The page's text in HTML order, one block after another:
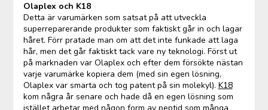
Olaplex och K18
Detta är varumärken som satsat på att utveckla
superreparerande produkter som faktiskt går in och lagar
håret. Förr pratade man om att det inte funkade att laga
hår, men det går faktiskt tack vare ny teknologi. Först ut
på marknaden var Olaplex och efter dem försökte nästan
varje varumärke kopiera dem (med sin egen lösning,
Olaplex var smarta och tog patent på sin molekyl). K18
kom några år senare och hade då en egen lösning som